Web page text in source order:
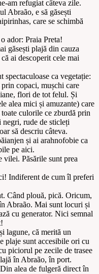
am refugiat câteva zile.
Abraão, e să găsești
care se schimbă
ador: Praia Preta!
găsești plajă din cauza
ai descoperit cele mai
ca vegetație:
copaci, mușchi care
flori de tot felul. Și
alea mici și amuzante) care
culorile ce zburdă prin
rude de sticleți
să descriu câteva.
și ai arahnofobie ca
pe aici.
vilei. Păsările sunt prea
Indiferent de cum îl preferi
Când plouă, pică. Oricum,
Abraão. Mai sunt locuri și
cu generator. Nici semnal
lagune, că merită un
plaje sunt accesibile ori cu
piciorul pe zecile de trasee
în Abraão, în port.
alea de fulgeră direct în